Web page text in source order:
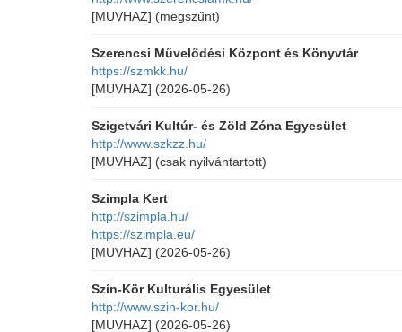
[MUVHAZ] (megszűnt)
Szerencsi Művelődési Központ és Könyvtár
https://szmkk.hu/
[MUVHAZ] (2026-05-26)
Szigetvári Kultúr- és Zöld Zóna Egyesület
http://www.szkzz.hu/
[MUVHAZ] (csak nyilvántartott)
Szimpla Kert
http://szimpla.hu/
https://szimpla.eu/
[MUVHAZ] (2026-05-26)
Szín-Kör Kulturális Egyesület
http://www.szin-kor.hu/
[MUVHAZ] (2026-05-26)